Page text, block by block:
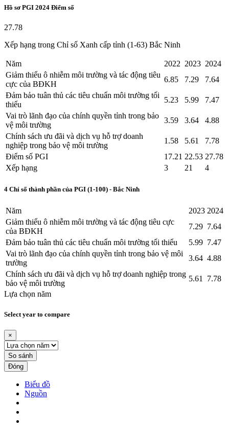
Hồ sơ PGI 2024 Điểm số
27.78
Xếp hạng trong Chỉ số Xanh cấp tỉnh (1-63) Bắc Ninh
Năm 2022 2023 2024
Giảm thiểu ô nhiễm môi trường và tác động tiêu
cực của BĐKH
6.85 7.29
7.64
Đảm bảo tuân thủ các tiêu chuẩn môi trường tối
thiểu
5.23 5.99
7.47
Vai trò lãnh đạo của chính quyền tỉnh trong bảo
vệ môi trường
3.59 3.64
4.88
Chính sách ưu đãi và dịch vụ hỗ trợ doanh
nghiệp trong bảo vệ môi trường
1.58 5.61
7.78
Điểm số PGI
17.21 22.53 27.78
Xếp hạng
3 21 4
4 Chỉ số thành phần của PGI (1-100) - Bắc Ninh
Năm 2023 2024
Giảm thiểu ô nhiễm môi trường và tác động tiêu cực
của BĐKH
7.29 7.64
Đảm bảo tuân thủ các tiêu chuẩn môi trường tối thiểu
5.99 7.47
Vai trò lãnh đạo của chính quyền tỉnh trong bảo vệ môi
trường
3.64 4.88
Chính sách ưu đãi và dịch vụ hỗ trợ doanh nghiệp trong
bảo vệ môi trường
5.61 7.78
Lựa chọn năm
Select year to compare
×
So sánh
Đóng
Biểu đồ
Nguồn